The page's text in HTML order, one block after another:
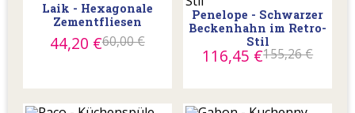
Laik - Hexagonale
Zementfliesen
44,20 €60,00 €
Penelope - Schwarzer
Beckenhahn im Retro-
Stil
116,45 €155,26 €